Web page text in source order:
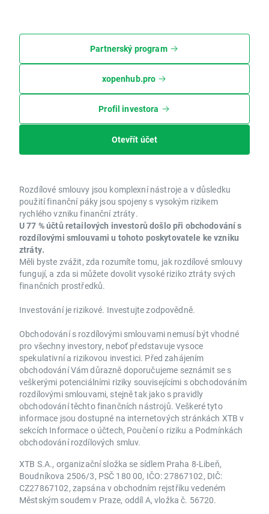
Partnerský program
xopenhub.pro
Profil investora
Otevřít účet
Rozdílové smlouvy jsou komplexní nástroje a v důsledku
použití finanční páky jsou spojeny s vysokým rizikem
rychlého vzniku finanční ztráty.
U 77 % účtů retailových investorů došlo při obchodování s
rozdílovými smlouvami u tohoto poskytovatele ke vzniku
ztráty.
Měli byste zvážit, zda rozumíte tomu, jak rozdílové smlouvy
fungují, a zda si můžete dovolit vysoké riziko ztráty svých
finančních prostředků.
Investování je rizikové. Investujte zodpovědně.
Obchodování s rozdílovými smlouvami nemusí být vhodné
pro všechny investory, neboť představuje vysoce
spekulativní a rizikovou investici. Před zahájením
obchodování Vám důrazně doporučujeme seznámit se s
veškerými potenciálními riziky souvisejícími s obchodováním
rozdílovými smlouvami, stejně tak jako s pravidly
obchodování těchto finančních nástrojů. Veškeré tyto
informace jsou dostupné na internetových stránkách XTB v
sekcích Informace o účtech, Poučení o riziku a Podmínkách
obchodování rozdílových smluv.
XTB S.A., organizační složka se sídlem Praha 8-Libeň,
Boudníkova 2506/3, PSČ 180 00, IČO: 27867102, DIČ:
CZ27867102, zapsána v obchodním rejstříku vedeném
Městským soudem v Praze, oddíl A, vložka č. 56720.